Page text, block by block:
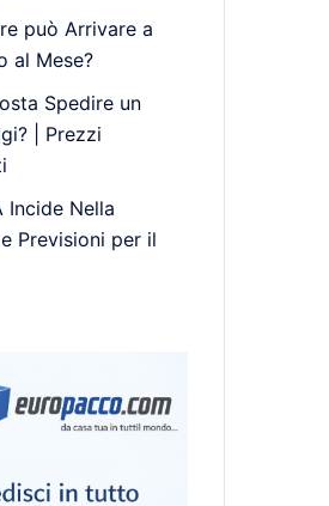
può Arrivare a
al Mese?
Spedire un
| Prezzi
Incide Nella
Previsioni per il